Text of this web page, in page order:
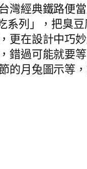
灣經典鐵路便
列」，把臭豆
更在設計中巧
錯過可能就要
的月兔圖示等